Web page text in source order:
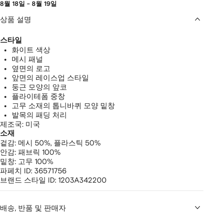
8월 18일 - 8월 19일
상품 설명
스타일
화이트 색상
메시 패널
옆면의 로고
앞면의 레이스업 스타일
둥근 모양의 앞코
플라이테폼 중창
고무 소재의 톱니바퀴 모양 밑창
발목의 패딩 처리
제조국: 미국
소재
겉감: 메시 50%, 플라스틱 50%
안감: 패브릭 100%
밑창: 고무 100%
파페치 ID: 36571756
브랜드 스타일 ID: 1203A342200
배송, 반품 및 판매자